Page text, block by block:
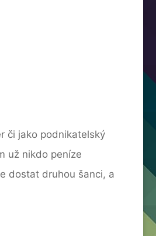
či jako podnikatelský
už nikdo peníze
dostat druhou šanci, a